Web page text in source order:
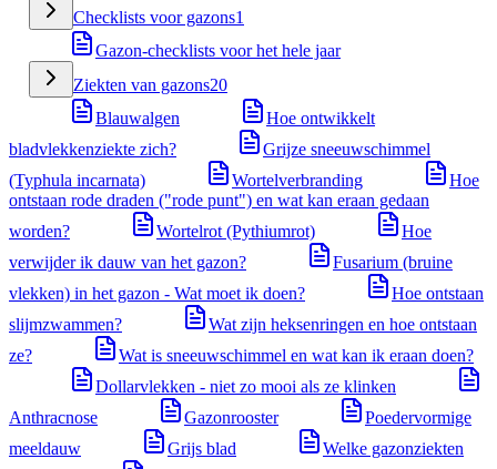
Checklists voor gazons1
Gazon-checklists voor het hele jaar
Ziekten van gazons20
Blauwalgen
Hoe ontwikkelt
bladvlekkenziekte zich?
Grijze sneeuwschimmel
(Typhula incarnata)
Wortelverbranding
Hoe
ontstaan rode draden ("rode punt") en wat kan eraan gedaan
worden?
Wortelrot (Pythiumrot)
Hoe
verwijder ik dauw van het gazon?
Fusarium (bruine
vlekken) in het gazon - Wat moet ik doen?
Hoe ontstaan
slijmzwammen?
Wat zijn heksenringen en hoe ontstaan
ze?
Wat is sneeuwschimmel en wat kan ik eraan doen?
Dollarvlekken - niet zo mooi als ze klinken
Anthracnose
Gazonrooster
Poedervormige
meeldauw
Grijs blad
Welke gazonziekten